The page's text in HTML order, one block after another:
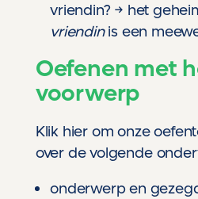
vriendin? → het
vriendinis een
Oefenen met
voorwerp
Klik hier om onze
over de volgende
onderwerp en